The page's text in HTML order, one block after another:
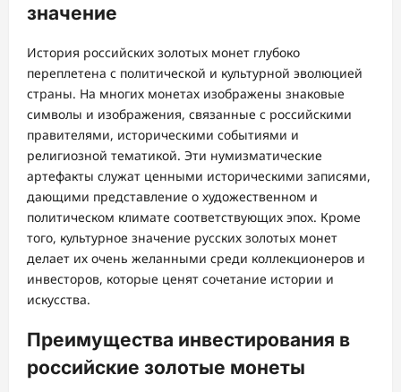
значение
История российских золотых монет глубоко
переплетена с политической и культурной эволюцией
страны. На многих монетах изображены знаковые
символы и изображения, связанные с российскими
правителями, историческими событиями и
религиозной тематикой. Эти нумизматические
артефакты служат ценными историческими записями,
дающими представление о художественном и
политическом климате соответствующих эпох. Кроме
того, культурное значение русских золотых монет
делает их очень желанными среди коллекционеров и
инвесторов, которые ценят сочетание истории и
искусства.
Преимущества инвестирования в
российские золотые монеты